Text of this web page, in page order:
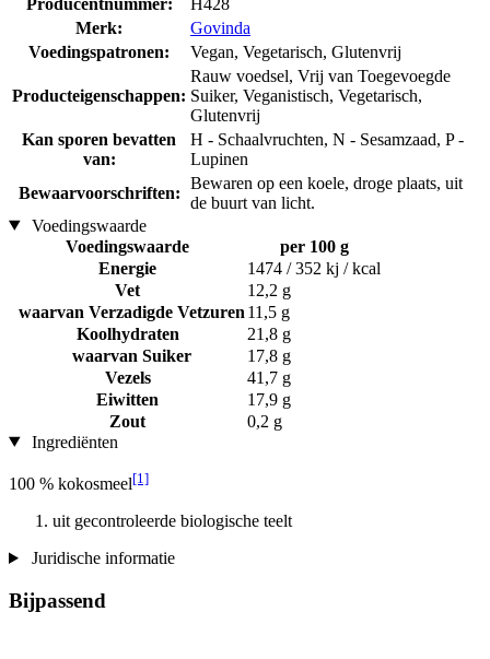
Merk:
Govinda
Voedingspatronen:
Vegan, Vegetarisch, Glutenvrij
Producteigenschappen:
Rauw voedsel, Vrij van Toegevoegde
Suiker, Veganistisch, Vegetarisch,
Glutenvrij
Kan sporen bevatten
van:
H - Schaalvruchten, N - Sesamzaad, P -
Lupinen
Bewaarvoorschriften:
Bewaren op een koele, droge plaats, uit
de buurt van licht.
Voedingswaarde
Voedingswaarde
per 100 g
Energie
1474 / 352 kj / kcal
Vet
12,2 g
waarvan Verzadigde Vetzuren 11,5 g
Koolhydraten
21,8 g
waarvan Suiker
17,8 g
Vezels
41,7 g
Eiwitten
17,9 g
Zout
0,2 g
Ingrediënten
100 % kokosmeel[1]
uit gecontroleerde biologische teelt
Juridische informatie
Bijpassend